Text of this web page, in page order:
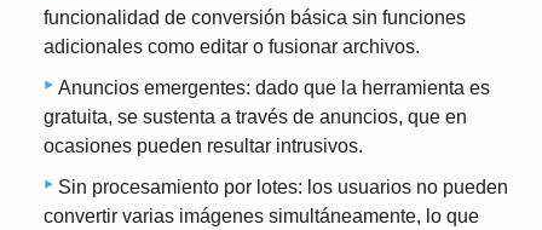
funcionalidad de conversión básica sin funciones
adicionales como editar o fusionar archivos.
Anuncios emergentes: dado que la herramienta es
gratuita, se sustenta a través de anuncios, que en
ocasiones pueden resultar intrusivos.
Sin procesamiento por lotes: los usuarios no pueden
convertir varias imágenes simultáneamente, lo que